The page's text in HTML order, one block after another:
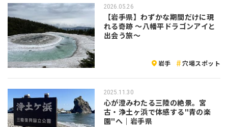
2026.05.26
【岩手県】わずかな期間だけに現
れる奇跡 ～八幡平ドラゴンアイと
出会う旅～
岩手 穴場スポット
2025.11.30
心が澄みわたる三陸の絶景。宮
古・浄土ヶ浜で体感する"青の楽
園"へ｜岩手県